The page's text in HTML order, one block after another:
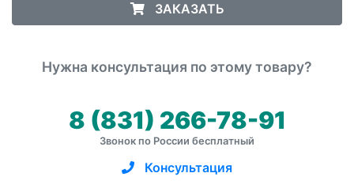
ЗАКАЗАТЬ
Нужна консультация по этому товару?
8 (831) 266-78-91
Звонок по России бесплатный
Консультация